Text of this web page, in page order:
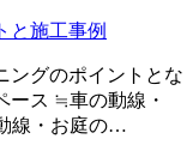
と施工事例
ングのポイントとな
ース ≒車の動線・
線・お庭の…